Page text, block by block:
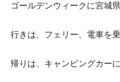
ゴールデンウィークに宮城
行きは、フェリー、電車を
帰りは、キャンピングカー